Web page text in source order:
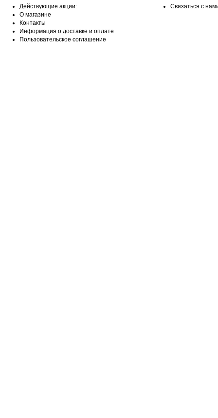
Действующие акции:
О магазине
Контакты
Информация о доставке и оплате
Пользовательское соглашение
Связаться с